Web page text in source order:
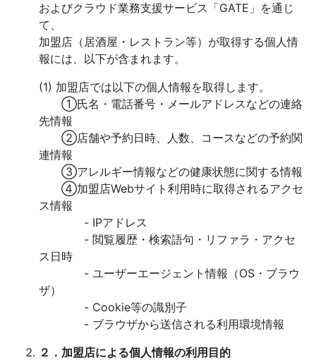
およびクラウド業務支援サービス「GATE」を通じ
て、
加盟店（居酒屋・レストラン等）が取得する個人情
報には、以下が含まれます。
(1) 加盟店では以下の個人情報を取得します。
①氏名・電話番号・メールアドレスなどの連絡
先情報
②店舗や予約日時、人数、コースなどの予約関
連情報
③アレルギー情報などの健康状態に関する情報
④加盟店Webサイト利用時に取得されるアクセ
ス情報
- IPアドレス
- 閲覧履歴・検索語句・リファラ・アクセ
ス日時
- ユーザーエージェント情報（OS・ブラウ
ザ）
- Cookie等の識別子
- ブラウザから送信される利用環境情報
２．加盟店による個人情報の利用目的